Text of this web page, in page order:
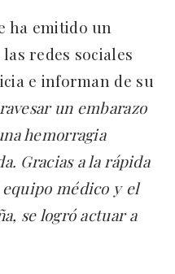
ha emitido un
redes sociales
e informan de su
un embarazo
hemorragia
Gracias a la rápida
médico y el
se logró actuar a